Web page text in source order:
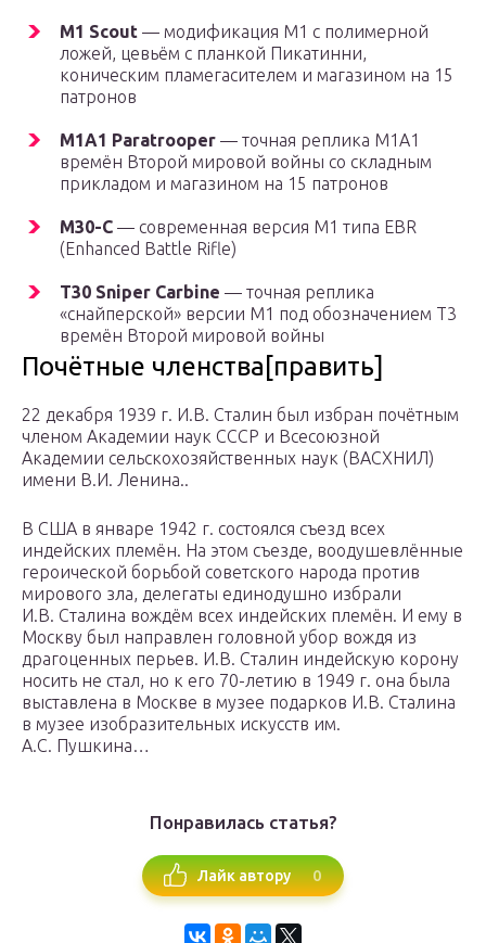
M1 Scout — модификация M1 с полимерной
ложей, цевьём с планкой Пикатинни,
коническим пламегасителем и магазином на 15
патронов
M1A1 Paratrooper — точная реплика M1A1
времён Второй мировой войны со складным
прикладом и магазином на 15 патронов
M30-C — современная версия M1 типа EBR
(Enhanced Battle Rifle)
T30 Sniper Carbine — точная реплика
«снайперской» версии M1 под обозначением T3
времён Второй мировой войны
Почётные членства[править]
22 декабря 1939 г. И.В. Сталин был избран почётным
членом Академии наук СССР и Всесоюзной
Академии сельскохозяйственных наук (ВАСХНИЛ)
имени В.И. Ленина..
В США в январе 1942 г. состоялся съезд всех
индейских племён. На этом съезде, воодушевлённые
героической борьбой советского народа против
мирового зла, делегаты единодушно избрали
И.В. Сталина вождём всех индейских племён. И ему в
Москву был направлен головной убор вождя из
драгоценных перьев. И.В. Сталин индейскую корону
носить не стал, но к его 70-летию в 1949 г. она была
выставлена в Москве в музее подарков И.В. Сталина
в музее изобразительных искусств им.
А.С. Пушкина…
Понравилась статья?
Лайк автору 0